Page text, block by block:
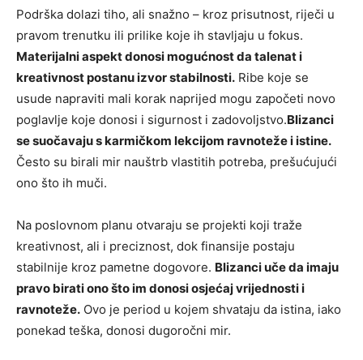
Podrška dolazi tiho, ali snažno – kroz prisutnost, riječi u
pravom trenutku ili prilike koje ih stavljaju u fokus.
Materijalni aspekt donosi mogućnost da talenat i
kreativnost postanu izvor stabilnosti. Ribe koje se
usude napraviti mali korak naprijed mogu započeti novo
poglavlje koje donosi i sigurnost i zadovoljstvo.Blizanci
se suočavaju s karmičkom lekcijom ravnoteže i istine.
Često su birali mir nauštrb vlastitih potreba, prešućujući
ono što ih muči.
Na poslovnom planu otvaraju se projekti koji traže
kreativnost, ali i preciznost, dok finansije postaju
stabilnije kroz pametne dogovore. Blizanci uče da imaju
pravo birati ono što im donosi osjećaj vrijednosti i
ravnoteže. Ovo je period u kojem shvataju da istina, iako
ponekad teška, donosi dugoročni mir.